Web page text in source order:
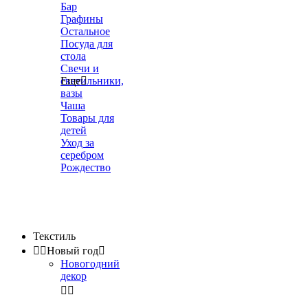
Бар
Графины
Остальное
Посуда для
стола
Свечи и
светильники,
вазы
Чаша
Товары для
детей
Уход за
серебром
Рождество
Еще
Текстиль
 Новый год
Новогодний
декор
 